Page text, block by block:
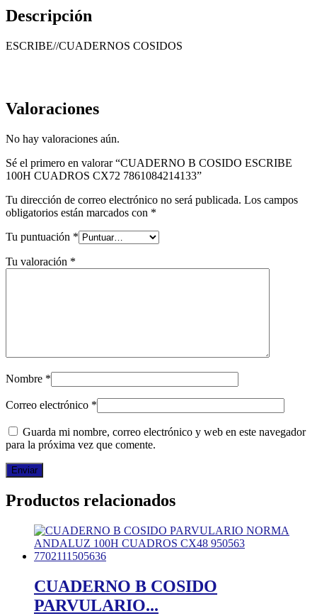
7861084214133
cantidad
Descripción
ESCRIBE//CUADERNOS COSIDOS
Valoraciones
No hay valoraciones aún.
Sé el primero en valorar “CUADERNO B COSIDO ESCRIBE
100H CUADROS CX72 7861084214133”
Tu dirección de correo electrónico no será publicada. Los campos
obligatorios están marcados con *
Tu puntuación *
Tu valoración *
Nombre *
Correo electrónico *
Guarda mi nombre, correo electrónico y web en este navegador
para la próxima vez que comente.
Productos relacionados
CUADERNO B COSIDO
PARVULARIO...